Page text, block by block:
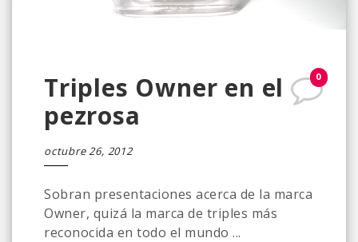
0
Triples Owner en el
pezrosa
octubre 26, 2012
Sobran presentaciones acerca de la marca
Owner, quizá la marca de triples más
reconocida en todo el mundo ...